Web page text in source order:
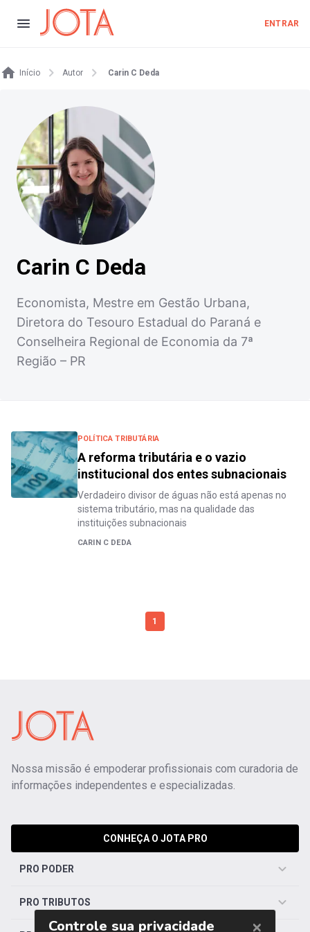
ENTRAR
Início Autor Carin C Deda
Carin C Deda
Economista, Mestre em Gestão Urbana,
Diretora do Tesouro Estadual do Paraná e
Conselheira Regional de Economia da 7ª
Região – PR
POLÍTICA TRIBUTÁRIA
A reforma tributária e o vazio
institucional dos entes subnacionais
Verdadeiro divisor de águas não está apenas no
sistema tributário, mas na qualidade das
instituições subnacionais
CARIN C DEDA
1
Nossa missão é empoderar profissionais com curadoria de
informações independentes e especializadas.
CONHEÇA O JOTA PRO
PRO PODER
PRO TRIBUTOS